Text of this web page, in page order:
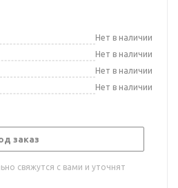
Нет в наличии
Нет в наличии
Нет в наличии
Нет в наличии
заказ
свяжутся с вами и уточнят